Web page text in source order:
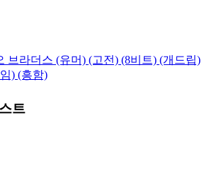
브라더스 (유머) (고전) (8비트) (개드립)
) (흥함)
트